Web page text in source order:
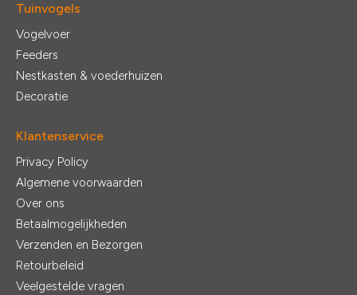
Tuinvogels
Vogelvoer
Feeders
Nestkasten & voederhuizen
Decoratie
Klantenservice
Privacy Policy
Algemene voorwaarden
Over ons
Betaalmogelijkheden
Verzenden en Bezorgen
Retourbeleid
Veelgestelde vragen